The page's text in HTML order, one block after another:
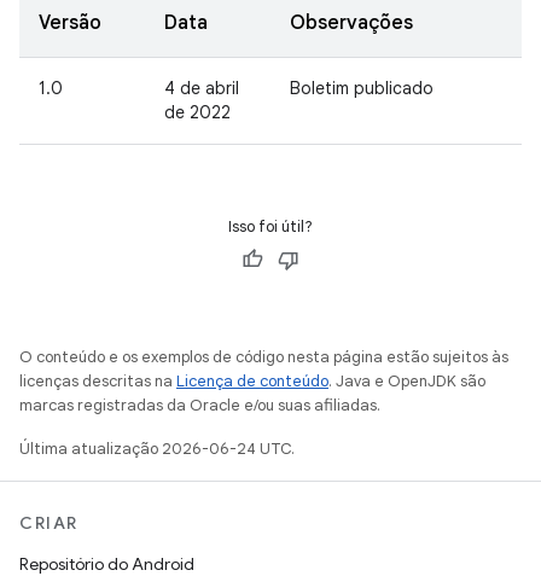
Versão Data Observações
1.0
4 de abril
de 2022
Boletim publicado
Isso foi útil?
O conteúdo e os exemplos de código nesta página estão sujeitos às
licenças descritas na Licença de conteúdo. Java e OpenJDK são
marcas registradas da Oracle e/ou suas afiliadas.
Última atualização 2026-06-24 UTC.
CRIAR
Repositório do Android